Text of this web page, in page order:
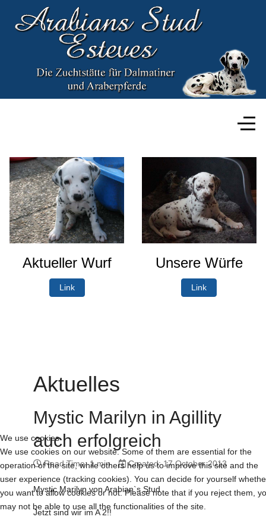
Aktueller Wurf
Link
Unsere Würfe
Link
Aktuelles
Mystic Marilyn in Agillity
auch erfolgreich
Read Time: 1 min Created: 17 October 2013
Mystic Marilyn von Arabian`s Stud
Jetzt sind wir im A 2!!
We use cookies
We use cookies on our website. Some of them are essential for the
operation of the site, while others help us to improve this site and the
user experience (tracking cookies). You can decide for yourself
you want to allow cookies or not. Please note that if you reject them,
may not be able to use all the functionalities of the site.